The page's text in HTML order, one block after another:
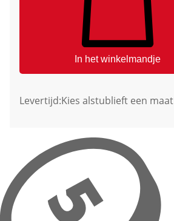
In het winkelmandje
Levertijd:Kies alstublieft een maat